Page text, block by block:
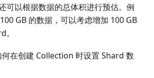
可以根据数据的总体积进行预估。例
GB 的数据，可以考虑增加 100 GB
在创建 Collection 时设置 Shard 数